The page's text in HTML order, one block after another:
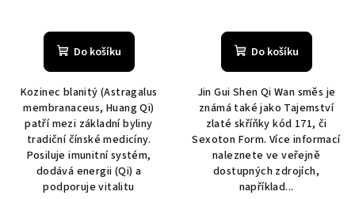
Do košíku
Kozinec blanitý (Astragalus
membranaceus, Huang Qi)
patří mezi základní byliny
tradiční čínské medicíny.
Posiluje imunitní systém,
dodává energii (Qi) a
podporuje vitalitu
Do košíku
Jin Gui Shen Qi Wan směs je
známá také jako Tajemství
zlaté skříňky kód 171, či
Sexoton Form. Více informací
naleznete ve veřejně
dostupných zdrojích,
například...